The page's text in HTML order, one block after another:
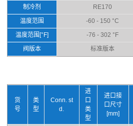
制冷剂
RE170
温度范围
-60 - 150 °C
温度范围[°F]
-76 - 302 °F
阀版本
标准版本
货
号
类
型
Conn. st
d.
进
口
类
型
进口接
口尺寸
[mm]